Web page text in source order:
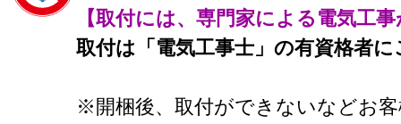
【取付には、専門家による電気工
取付は「電気工事士」の有資格者
※開梱後、取付ができないなどお